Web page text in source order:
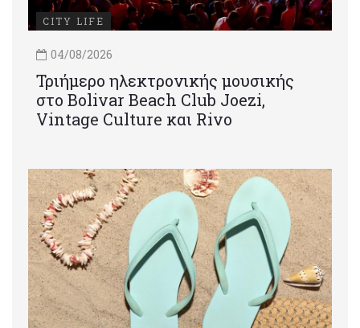
CITY LIFE
04/08/2026
Τριήμερο ηλεκτρονικής μουσικής
στο Bolivar Beach Club Joezi,
Vintage Culture και Rivo